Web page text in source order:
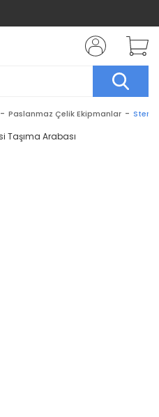
Paslanmaz Çelik Ekipmanlar Steril